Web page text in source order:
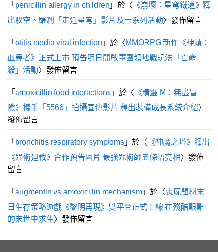
「 penicillin allergy in children 」於〈 《崩壞：星穹鐵道》釋
出馭空、羅剎「走近星穹」影片及一系列活動〉發佈留言
「 otitis media viral infection 」於〈MMORPG 新作《神蹟：
血舞者》正式上市 預告明日開啟軍團領地戰玩法「亡命
殺」活動〉發佈留言
「 amoxicillin food interactions 」於〈 《精靈 M：無盡冒
險》攜手「5566」拍攝宣傳影片 釋出裝備成長系統介紹〉
發佈留言
「 bronchitis respiratory symptoms 」於〈 《神魔之塔》釋出
《咒術迴戰》合作預告圖片 最強咒術師五條悟亮相〉發佈
留言
「 augmentin vs amoxicillin mechanism 」於〈喪屍題材末
日生存策略遊戲《黎明再現》雙平台正式上線 在殘酷艱難
的末世中求生〉發佈留言